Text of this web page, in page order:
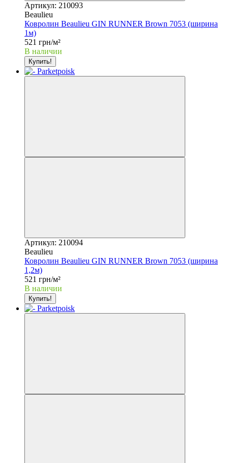
Артикул: 210093
Beaulieu
Ковролин Beaulieu GIN RUNNER Brown 7053 (ширина
1м)
521 грн/м²
В наличии
Купить!
Артикул: 210094
Beaulieu
Ковролин Beaulieu GIN RUNNER Brown 7053 (ширина
1,2м)
521 грн/м²
В наличии
Купить!